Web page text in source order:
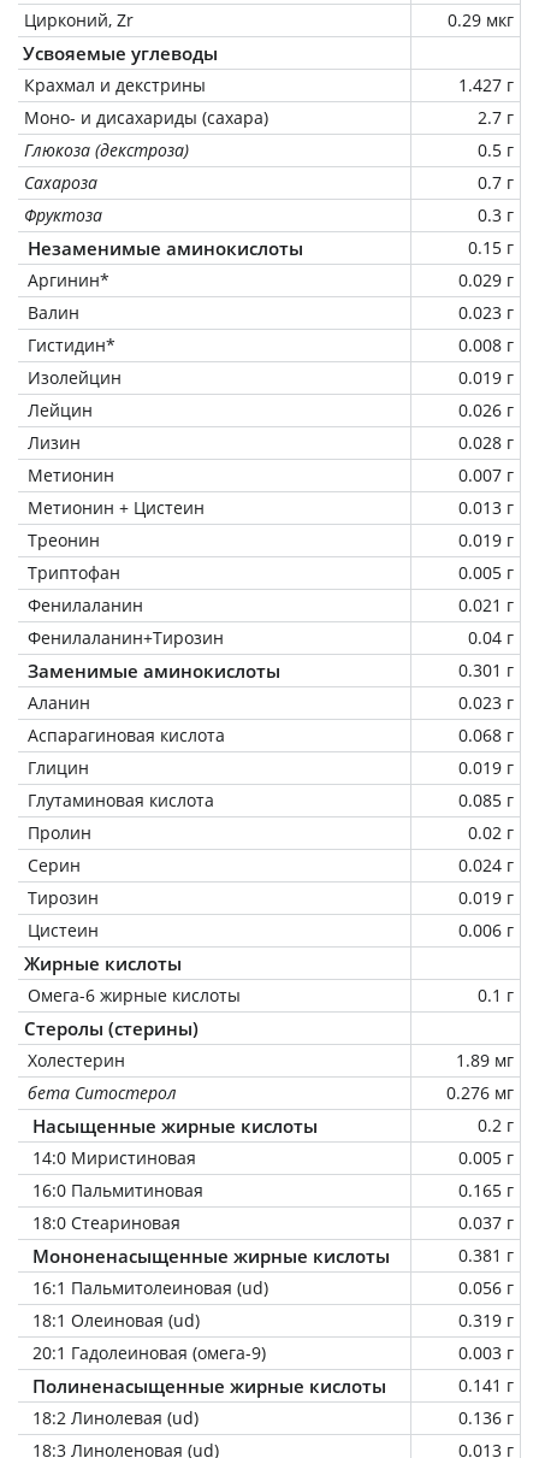
Цирконий, Zr
0.29 мкг
Усвояемые углеводы
Крахмал и декстрины
1.427 г
Моно- и дисахариды (сахара)
2.7 г
Глюкоза (декстроза)
0.5 г
Сахароза
0.7 г
Фруктоза
0.3 г
Незаменимые аминокислоты
0.15 г
Аргинин*
0.029 г
Валин
0.023 г
Гистидин*
0.008 г
Изолейцин
0.019 г
Лейцин
0.026 г
Лизин
0.028 г
Метионин
0.007 г
Метионин + Цистеин
0.013 г
Треонин
0.019 г
Триптофан
0.005 г
Фенилаланин
0.021 г
Фенилаланин+Тирозин
0.04 г
Заменимые аминокислоты
0.301 г
Аланин
0.023 г
Аспарагиновая кислота
0.068 г
Глицин
0.019 г
Глутаминовая кислота
0.085 г
Пролин
0.02 г
Серин
0.024 г
Тирозин
0.019 г
Цистеин
0.006 г
Жирные кислоты
Омега-6 жирные кислоты 0.1 г
Стеролы (стерины)
Холестерин
1.89 мг
бета Ситостерол
0.276 мг
Насыщенные жирные кислоты
0.2 г
14:0 Миристиновая
0.005 г
16:0 Пальмитиновая
0.165 г
18:0 Стеариновая
0.037 г
Мононенасыщенные жирные кислоты
0.381 г
16:1 Пальмитолеиновая (ud)
0.056 г
18:1 Олеиновая (ud)
0.319 г
20:1 Гадолеиновая (омега-9)
0.003 г
Полиненасыщенные жирные кислоты
0.141 г
18:2 Линолевая (ud)
0.136 г
18:3 Линоленовая (ud)
0.013 г